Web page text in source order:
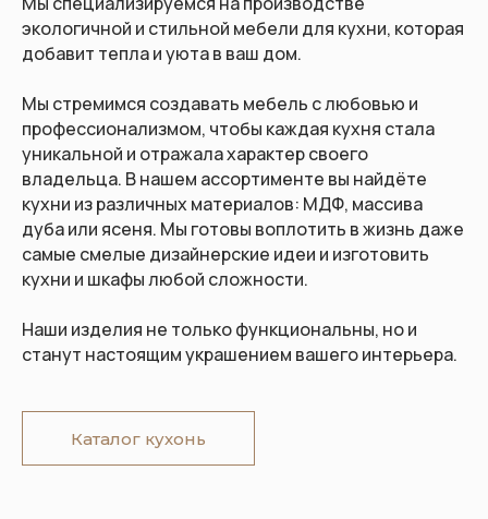
экологичной и стильной мебели для кухни, которая
добавит тепла и уюта в ваш дом.
Мы стремимся создавать мебель с любовью и
профессионализмом, чтобы каждая кухня стала
уникальной и отражала характер своего
владельца. В нашем ассортименте вы найдёте
кухни из различных материалов: МДФ, массива
дуба или ясеня. Мы готовы воплотить в жизнь даже
самые смелые дизайнерские идеи и изготовить
кухни и шкафы любой сложности.
Наши изделия не только функциональны, но и
станут настоящим украшением вашего интерьера.
Каталог кухонь